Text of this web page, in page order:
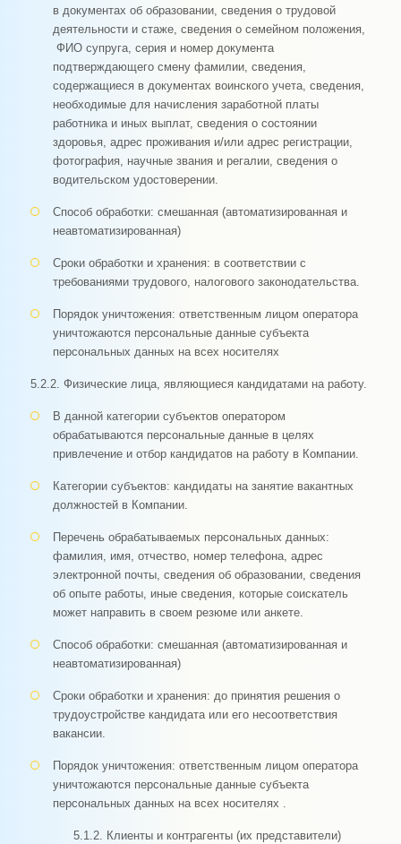
в документах об образовании, сведения о трудовой
деятельности и стаже, сведения о семейном положения,
ФИО супруга, серия и номер документа
подтверждающего смену фамилии, сведения,
содержащиеся в документах воинского учета, сведения,
необходимые для начисления заработной платы
работника и иных выплат, сведения о состоянии
здоровья, адрес проживания и/или адрес регистрации,
фотография, научные звания и регалии, сведения о
водительском удостоверении.
Способ обработки: смешанная (автоматизированная и
неавтоматизированная)
Сроки обработки и хранения: в соответствии с
требованиями трудового, налогового законодательства.
Порядок уничтожения: ответственным лицом оператора
уничтожаются персональные данные субъекта
персональных данных на всех носителях
5.2.2. Физические лица, являющиеся кандидатами на работу.
В данной категории субъектов оператором
обрабатываются персональные данные в целях
привлечение и отбор кандидатов на работу в Компании.
Категории субъектов: кандидаты на занятие вакантных
должностей в Компании.
Перечень обрабатываемых персональных данных:
фамилия, имя, отчество, номер телефона, адрес
электронной почты, сведения об образовании, сведения
об опыте работы, иные сведения, которые соискатель
может направить в своем резюме или анкете.
Способ обработки: смешанная (автоматизированная и
неавтоматизированная)
Сроки обработки и хранения: до принятия решения о
трудоустройстве кандидата или его несоответствия
вакансии.
Порядок уничтожения: ответственным лицом оператора
уничтожаются персональные данные субъекта
персональных данных на всех носителях .
5.1.2. Клиенты и контрагенты (их представители)